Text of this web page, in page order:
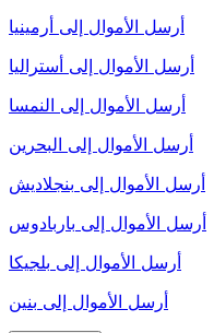
أرسل الأموال إلى أرمينيا
أرسل الأموال إلى أستراليا
أرسل الأموال إلى النمسا
أرسل الأموال إلى البحرين
أرسل الأموال إلى بنجلاديش
أرسل الأموال إلى باربادوس
أرسل الأموال إلى بلجيكا
أرسل الأموال إلى بنين